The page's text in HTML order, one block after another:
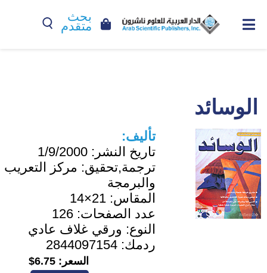
بحث
متقدم
الوسائد
تأليف:
تاريخ النشر: 1/9/2000
ترجمة,تحقيق: مركز التعريب
والبرمجة
المقاس: 21×14
عدد الصفحات: 126
النوع: ورقي غلاف عادي
ردمك: 2844097154
السعر: 6.75$